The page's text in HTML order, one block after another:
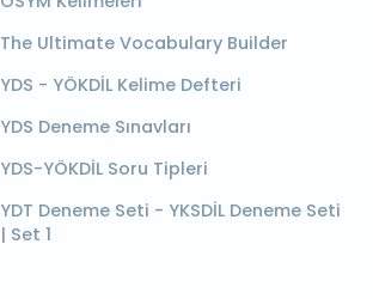
The Ultimate Vocabulary Builder
YDS - YÖKDİL Kelime Defteri
YDS Deneme Sınavları
YDS-YÖKDİL Soru Tipleri
YDT Deneme Seti - YKSDİL Deneme Seti
| Set 1